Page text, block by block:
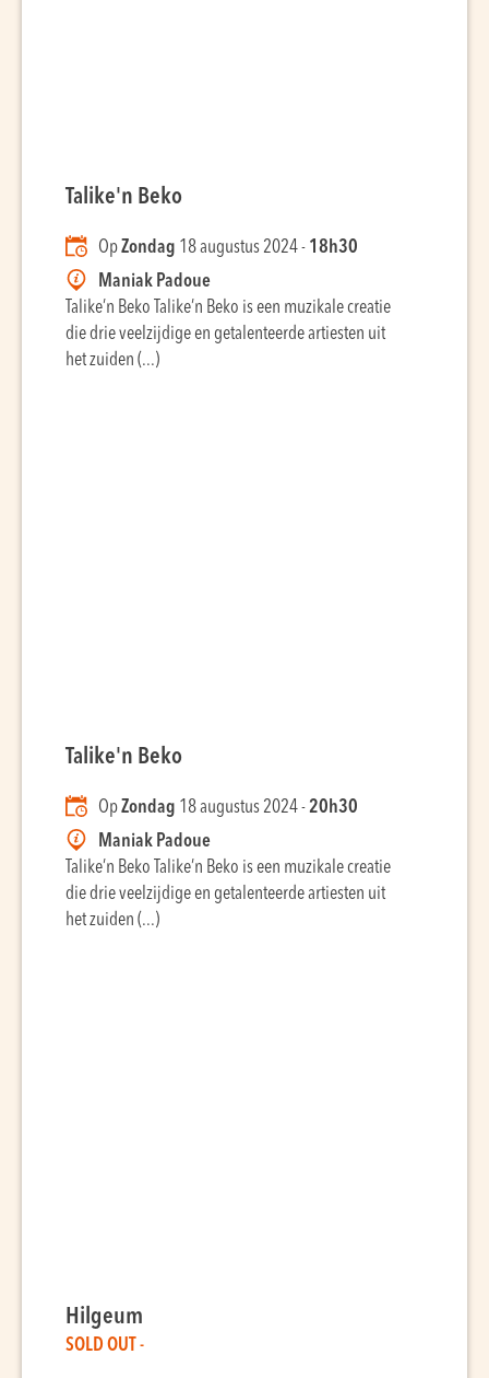
Talike'n Beko
OpZondag 18 augustus 2024 - 18h30
Maniak Padoue
Talike’n Beko Talike’n Beko is een muzikale creatie
die drie veelzijdige en getalenteerde artiesten uit
het zuiden (...)
Talike'n Beko
OpZondag 18 augustus 2024 -20h30
Maniak Padoue
Talike’n Beko Talike’n Beko is een muzikale creatie
die drie veelzijdige en getalenteerde artiesten uit
het zuiden (...)
Hilgeum
SOLD OUT -